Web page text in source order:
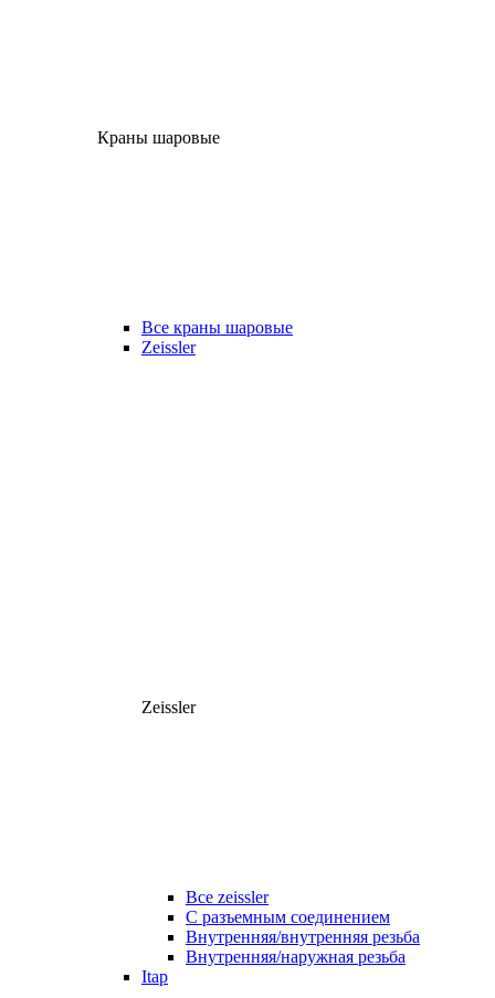
Краны шаровые
Все краны шаровые
Zeissler
Zeissler
Все zeissler
С разъемным соединением
Внутренняя/внутренняя резьба
Внутренняя/наружная резьба
Itap